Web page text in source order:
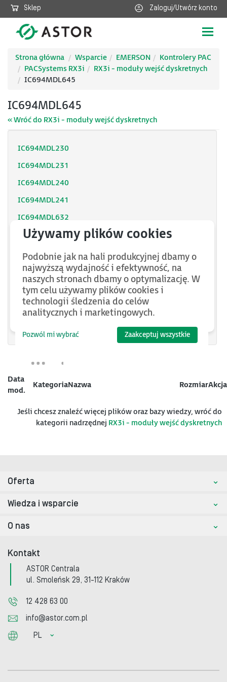
Sklep Zaloguj/Utwórz konto
Strona główna
Wsparcie EMERSON
Kontrolery PAC
PACSystems RX3i
RX3i - moduły wejść dyskretnych
IC694MDL645
IC694MDL645
« Wróć do RX3i - moduły wejść dyskretnych
IC694MDL230
IC694MDL231
IC694MDL240
IC694MDL241
IC694MDL632
IC694MDL634
IC694MDL645
IC694MDL646
IC694MDL654
IC694MDL655
IC694MDL660
Data
mod.
KategoriaNazwa RozmiarAkcja
Jeśli chcesz znaleźć więcej plików oraz bazy wiedzy, wróć do
kategorii nadrzędnej RX3i - moduły wejść dyskretnych
Oferta
Wiedza i wsparcie
O nas
Kontakt
ASTOR Centrala
ul. Smoleńsk 29, 31-112 Kraków
12 428 63 00
info@astor.com.pl
PL
Podobnie jak na hali produkcyjnej dbamy o
najwyższą wydajność i efektywność, na
naszych stronach dbamy o optymalizację. W
tym celu używamy plików cookies i
technologii śledzenia do celów
analitycznych i marketingowych.
Pozwól mi wybrać Zaakceptuj wszystkie